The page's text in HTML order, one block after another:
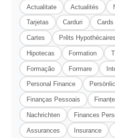
Actualitate Actualités
Tarjetas Carduri Cards
Cartes Prêts Hypothécaires
Hipotecas Formation
Formação Formare
Personal Finance
Finanças Pessoais
Nachrichten Finances
Assurances Insurance